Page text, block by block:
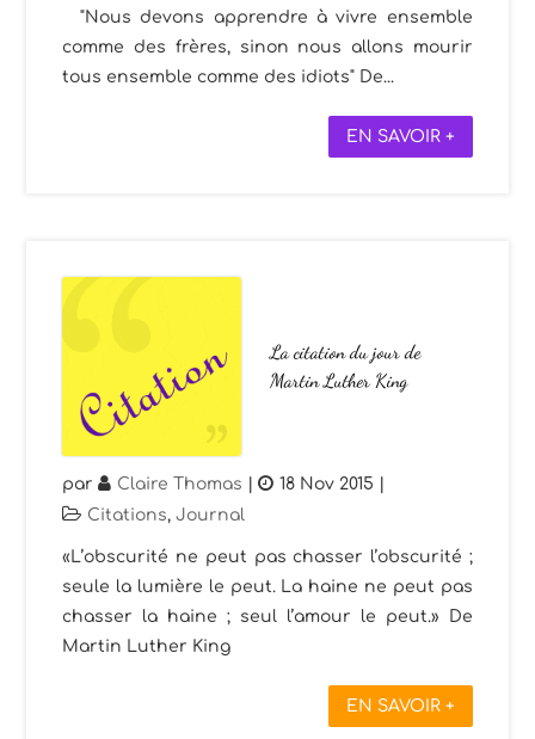
"Nous devons apprendre à vivre ensemble
comme des frères, sinon nous allons mourir
tous ensemble comme des idiots" De...
EN SAVOIR +
La citation du jour de
Martin Luther King
par Claire Thomas | 18 Nov 2015
Citations,Journal
«L’obscurité ne peut pas chasser l’obscurité ;
seule la lumière le peut. La haine ne peut pas
chasser la haine ; seul l’amour le peut.» De
Martin Luther King
EN SAVOIR +